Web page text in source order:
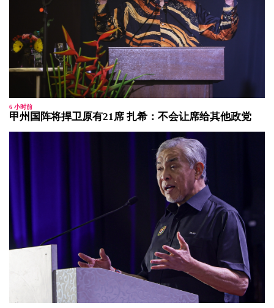
6 小时前
甲州国阵将捍卫原有21席 扎希：不会让席给其他政党